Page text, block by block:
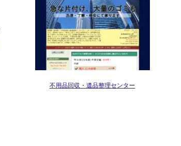
不用品回収・遺品整理センター